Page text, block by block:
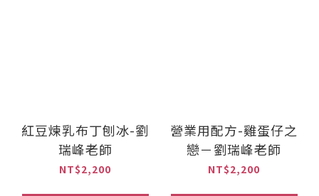
紅豆煉乳布丁刨冰-劉
瑞峰老師
NT$2,200
營業用配方-雞蛋仔之
戀－劉瑞峰老師
NT$2,200